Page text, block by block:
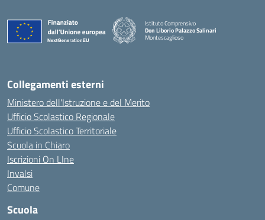
Istituto Comprensivo
Don Liborio Palazzo Salinari
Montescaglioso
Collegamenti esterni
Ministero dell'Istruzione e del Merito
Ufficio Scolastico Regionale
Ufficio Scolastico Territoriale
Scuola in Chiaro
Iscrizioni On LIne
Invalsi
Comune
Scuola